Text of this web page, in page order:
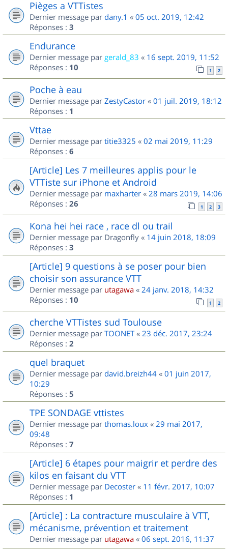
Pièges a VTTistes
Dernier message par dany.1 « 05 oct. 2019, 12:42
Réponses : 3
Endurance
Dernier message par gerald_83 « 16 sept. 2019, 11:52
Réponses : 10 1 2
Poche à eau
Dernier message par ZestyCastor « 01 juil. 2019, 18:12
Réponses : 1
Vttae
Dernier message par titie3325 « 02 mai 2019, 11:29
Réponses : 6
[Article] Les 7 meilleures applis pour le
VTTiste sur iPhone et Android
Dernier message par maxharter « 28 mars 2019, 14:06
Réponses : 26 1 2 3
Kona hei hei race , race dl ou trail
Dernier message par Dragonfly « 14 juin 2018, 18:09
Réponses : 3
[Article] 9 questions à se poser pour bien
choisir son assurance VTT
Dernier message par utagawa « 24 janv. 2018, 14:32
Réponses : 10 1 2
cherche VTTistes sud Toulouse
Dernier message par TOONET« 23 déc. 2017, 23:24
Réponses : 2
quel braquet
Dernier message par david.breizh44 « 01 juin 2017,
10:29
Réponses : 5
TPE SONDAGE vttistes
Dernier message par thomas.loux « 29 mai 2017,
09:48
Réponses : 7
[Article] 6 étapes pour maigrir et perdre des
kilos en faisant du VTT
Dernier message par Decoster « 11 févr. 2017, 10:07
Réponses : 1
[Article] : La contracture musculaire à VTT,
mécanisme, prévention et traitement
Dernier message par utagawa « 06 sept. 2016, 11:37